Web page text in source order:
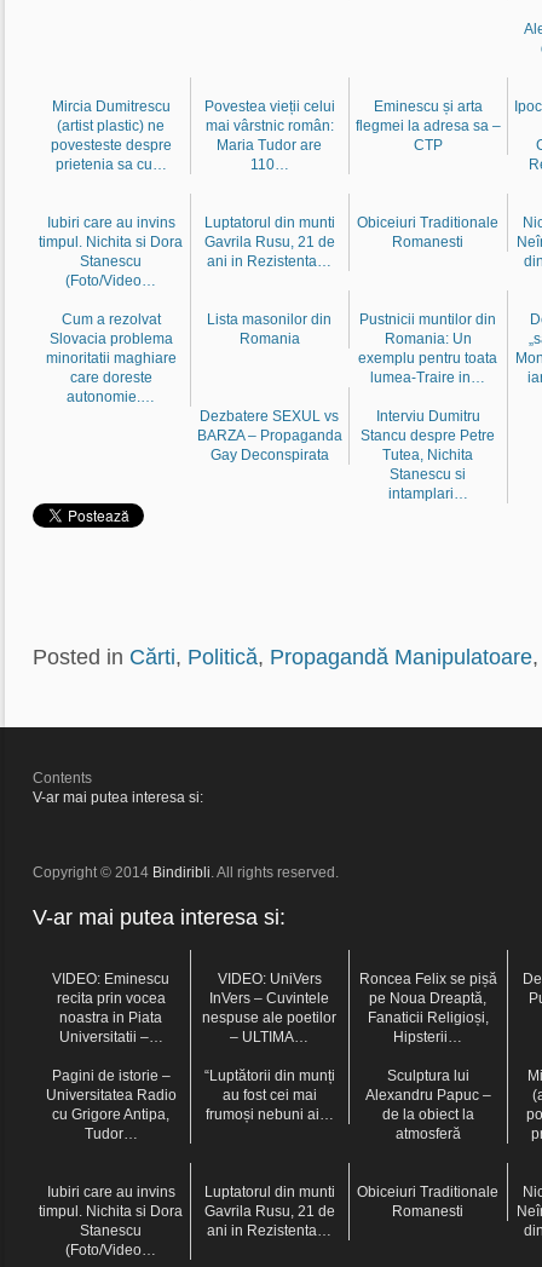
Mircia Dumitrescu
(artist plastic) ne
povesteste despre
prietenia sa cu…
Povestea vieții celui
mai vârstnic român:
Maria Tudor are
110…
Eminescu și arta
flegmei la adresa sa –
CTP
Iubiri care au invins
timpul. Nichita si Dora
Stanescu
(Foto/Video…
Luptatorul din munti
Gavrila Rusu, 21 de
ani in Rezistenta…
Obiceiuri Traditionale
Romanesti
Cum a rezolvat
Slovacia problema
minoritatii maghiare
care doreste
autonomie.…
Lista masonilor din
Romania
Pustnicii muntilor din
Romania: Un
exemplu pentru toata
lumea-Traire in…
Dezbatere SEXUL vs
BARZA – Propaganda
Gay Deconspirata
Interviu Dumitru
Stancu despre Petre
Tutea, Nichita
Stanescu si
intamplari…
Posted in Cărti, Politică, Propagandă Manipulatoare
Contents
V-ar mai putea interesa si:
Copyright © 2014 Bindiribli . All rights reserved.
V-ar mai putea interesa si:
VIDEO: Eminescu
recita prin vocea
noastra in Piata
Universitatii –…
VIDEO: UniVers
InVers – Cuvintele
nespuse ale poetilor
– ULTIMA…
Roncea Felix se pișă
pe Noua Dreaptă,
Fanaticii Religioși,
Hipsterii…
Pagini de istorie –
Universitatea Radio
cu Grigore Antipa,
Tudor…
“Luptătorii din munți
au fost cei mai
frumoși nebuni ai…
Sculptura lui
Alexandru Papuc –
de la obiect la
atmosferă
Iubiri care au invins
timpul. Nichita si Dora
Stanescu
(Foto/Video…
Luptatorul din munti
Gavrila Rusu, 21 de
ani in Rezistenta…
Obiceiuri Traditionale
Romanesti